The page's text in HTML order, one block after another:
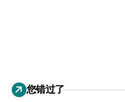
您错过了